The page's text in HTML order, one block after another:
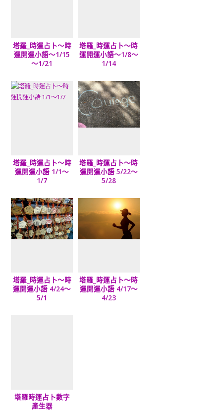
塔羅_時運占卜～時
運開運小語～1/15
～1/21
塔羅_時運占卜～時
運開運小語～1/8～
1/14
塔羅_時運占卜～時
運開運小語 1/1～
1/7
塔羅_時運占卜～時
運開運小語 5/22～
5/28
塔羅_時運占卜～時
運開運小語 4/24～
5/1
塔羅_時運占卜～時
運開運小語 4/17～
4/23
塔羅時運占卜數字
產生器